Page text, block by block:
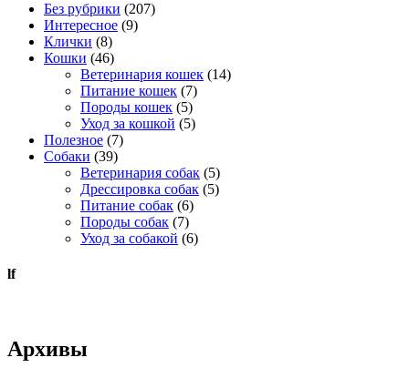
Без рубрики (207)
Интересное (9)
Клички (8)
Кошки (46)
Ветеринария кошек (14)
Питание кошек (7)
Породы кошек (5)
Уход за кошкой (5)
Полезное (7)
Собаки (39)
Ветеринария собак (5)
Дрессировка собак (5)
Питание собак (6)
Породы собак (7)
Уход за собакой (6)
lf
Архивы